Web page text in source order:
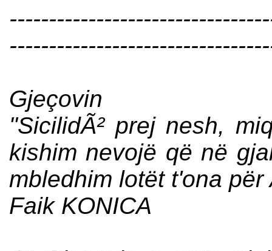
Gjeçovin
"SicilidÃ² prej nesh,
kishim nevojë që në
mbledhim lotët t'ona për
Faik KONICA